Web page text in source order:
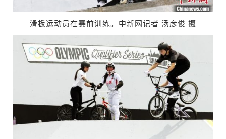
滑板运动员在赛前训练。中新网记者 汤彦俊 摄